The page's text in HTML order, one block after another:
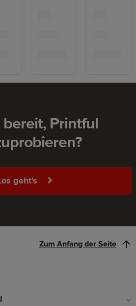
bereit, Printful
geht's
Zum Anfang der Seite